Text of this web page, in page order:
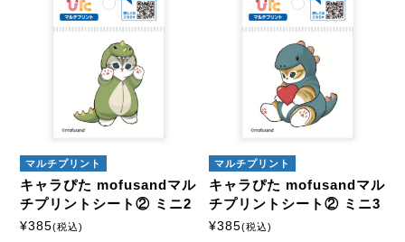
マルチプリント
キャラぴた mofusandマル
チプリントシート② ミニ2
¥385(税込)
マルチプリント
キャラぴた mofusandマル
チプリントシート② ミニ3
¥385(税込)